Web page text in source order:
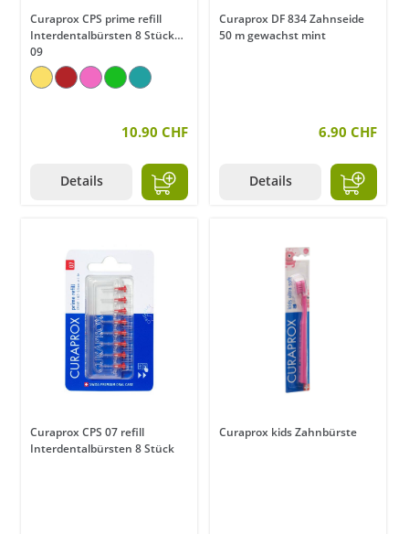
Curaprox CPS prime refill
Interdentalbürsten 8 Stück
09
10.90 CHF
Details
Curaprox DF 834 Zahnseide
50 m gewachst mint
6.90 CHF
Details
Curaprox CPS 07 refill
Interdentalbürsten 8 Stück
Curaprox kids Zahnbürste